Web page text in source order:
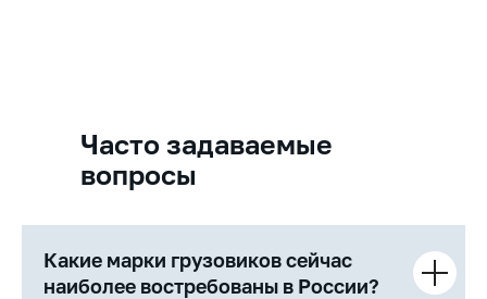
Часто задаваемые
вопросы
Какие марки грузовиков сейчас
наиболее востребованы в России?